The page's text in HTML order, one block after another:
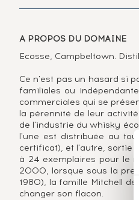
A PROPOS DU DOMAINE
Ecosse, Campbeltown.
Ce n'est pas un hasard si
familiales ou
commerciales qui se
la pérennité de leur
de l'industrie du whisky
l'une est distribuée au
certificat), et l'autre, sortie
à 24 exemplaires pour le
2000, lorsque sous la
1980), la famille Mitchell
changer son flacon.